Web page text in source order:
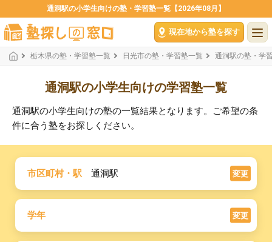
通洞駅の小学生向けの塾・学習塾一覧【2026年08月】
現在地から塾を探す
栃木県の塾・学習塾一覧 日光市の塾・学習塾一覧 通洞駅の塾・学
通洞駅の小学生向けの学習塾一覧
通洞駅の小学生向けの塾の一覧結果となります。ご希望の条
件に合う塾をお探しください。
市区町村・駅 通洞駅 変更
学年 変更